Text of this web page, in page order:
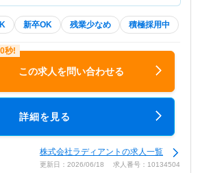
新卒OK 残業少なめ 積極採用中
この求人を問い合わせる
詳細を見る
株式会社ラディアントの求人一覧
更新日：2026/06/18 求人番号：10134504